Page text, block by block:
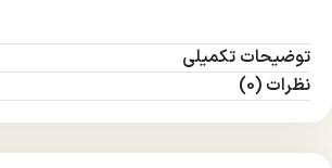
توضیحات تکمیلی
نظرات (0)